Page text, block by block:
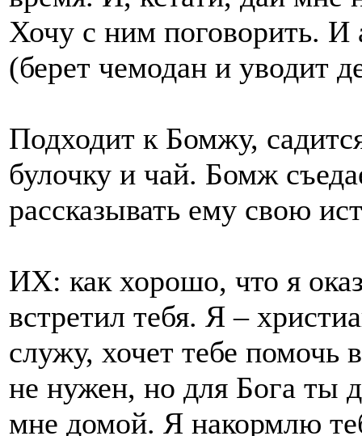
Хочу с ним поговорить. И
(берет чемодан и уводит
Подходит к Бомжу,
булочку и чай. Бомж
рассказывать ему свою
ИХ: как хорошо, что я
встретил тебя. Я –
служу, хочет тебе
не нужен, но для Бога ты
мне домой. Я накормлю